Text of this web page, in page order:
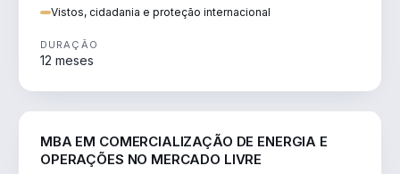
Vistos, cidadania e proteção internacional
DURAÇÃO
12 meses
MBA EM COMERCIALIZAÇÃO DE ENERGIA E
OPERAÇÕES NO MERCADO LIVRE